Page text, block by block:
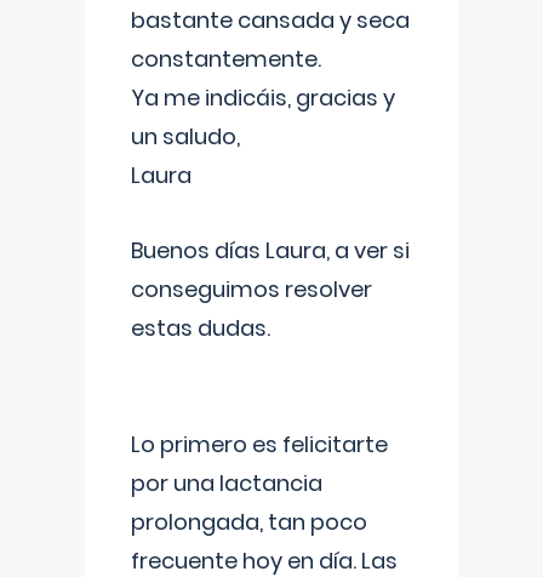
bastante cansada y seca
constantemente.
Ya me indicáis, gracias y
un saludo,
Laura
Buenos días Laura, a ver si
conseguimos resolver
estas dudas.
Lo primero es felicitarte
por una lactancia
prolongada, tan poco
frecuente hoy en día. Las